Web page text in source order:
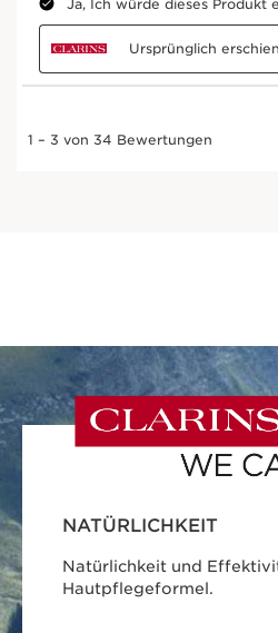
NATÜRLICHKEIT
Natürlichkeit und
Hautpflegeformel.